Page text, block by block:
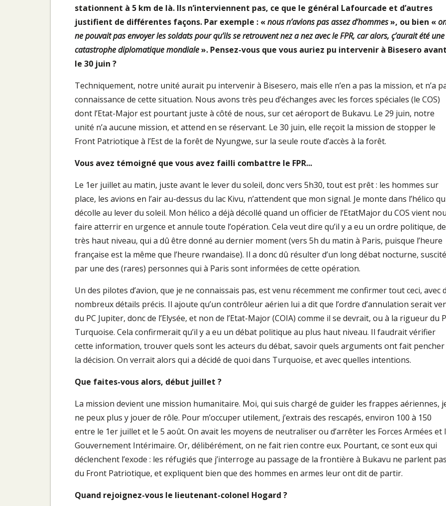
stationnent à 5 km de là. Ils n’interviennent pas, ce que le général Lafourcade et d’autres
justifient de différentes façons. Par exemple : «nous n’avions pas assez d’hommes», ou bien «
ne pouvait pas envoyer les soldats pour qu’ils se retrouvent nez a nez avec le FPR, car alors, ç’aurait été une
catastrophe diplomatique mondiale». Pensez-vous que vous auriez pu intervenir à Bisesero avant
le 30 juin ?
Techniquement, notre unité aurait pu intervenir à Bisesero, mais elle n’en a pas la mission, et n’a
connaissance de cette situation. Nous avons très peu d’échanges avec les forces spéciales (le COS)
dont l’Etat-Major est pourtant juste à côté de nous, sur cet aéroport de Bukavu. Le 29 juin, notre
unité n’a aucune mission, et attend en se réservant. Le 30 juin, elle reçoit la mission de stopper le
Front Patriotique à l’Est de la forêt de Nyungwe, sur la seule route d’accès à la forêt.
Vous avez témoigné que vous avez failli combattre le FPR...
Le 1er juillet au matin, juste avant le lever du soleil, donc vers 5h30, tout est prêt : les hommes sur
place, les avions en l’air au-dessus du lac Kivu, n’attendent que mon signal. Je monte dans l’hélico
décolle au lever du soleil. Mon hélico a déjà décollé quand un officier de l’EtatMajor du COS vient
faire atterrir en urgence et annule toute l’opération. Cela veut dire qu’il y a eu un ordre politique, de
très haut niveau, qui a dû être donné au dernier moment (vers 5h du matin à Paris, puisque l’heure
française est la même que l’heure rwandaise). Il a donc dû résulter d’un long débat nocturne, suscité
par une des (rares) personnes qui à Paris sont informées de cette opération.
Un des pilotes d’avion, que je ne connaissais pas, est venu récemment me confirmer tout ceci, avec
nombreux détails précis. Il ajoute qu’un contrôleur aérien lui a dit que l’ordre d’annulation serait
du PC Jupiter, donc de l’Elysée, et non de l’Etat-Major (COIA) comme il se devrait, ou à la rigueur du
Turquoise. Cela confirmerait qu’il y a eu un débat politique au plus haut niveau. Il faudrait vérifier
cette information, trouver quels sont les acteurs du débat, savoir quels arguments ont fait pencher
la décision. On verrait alors qui a décidé de quoi dans Turquoise, et avec quelles intentions.
Que faites-vous alors, début juillet ?
La mission devient une mission humanitaire. Moi, qui suis chargé de guider les frappes aériennes,
ne peux plus y jouer de rôle. Pour m’occuper utilement, j’extrais des rescapés, environ 100 à 150
entre le 1er juillet et le 5 août. On avait les moyens de neutraliser ou d’arrêter les Forces Armées et
Gouvernement Intérimaire. Or, délibérément, on ne fait rien contre eux. Pourtant, ce sont eux qui
déclenchent l’exode : les réfugiés que j’interroge au passage de la frontière à Bukavu ne parlent pas
du Front Patriotique, et expliquent bien que des hommes en armes leur ont dit de partir.
Quand rejoignez-vous le lieutenant-colonel Hogard ?